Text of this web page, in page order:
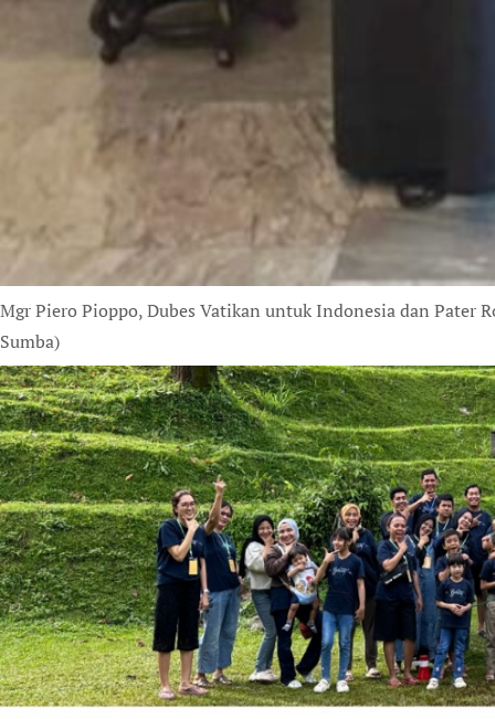
Mgr Piero Pioppo, Dubes Vatikan untuk Indonesia dan Pater
Sumba)